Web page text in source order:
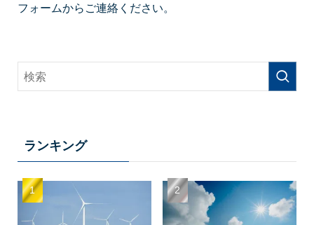
フォームからご連絡ください。
ランキング